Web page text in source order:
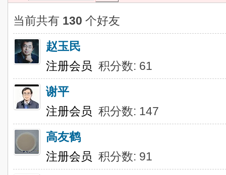
当前共有 130 个好友
赵玉民
注册会员 积分数: 61
谢平
注册会员 积分数: 147
高友鹤
注册会员 积分数: 91